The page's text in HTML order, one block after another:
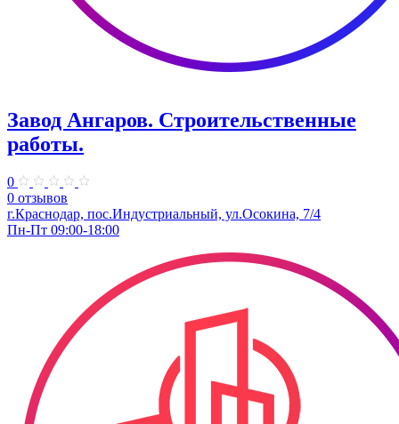
Завод Ангаров. Строительственные
работы.
0
0 отзывов
г.Краснодар, пос.Индустриальный, ул.Осокина, 7/4
Пн-Пт 09:00-18:00